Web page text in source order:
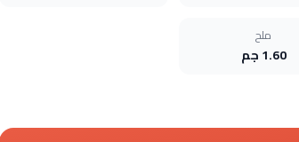
ملح
1.60 جم